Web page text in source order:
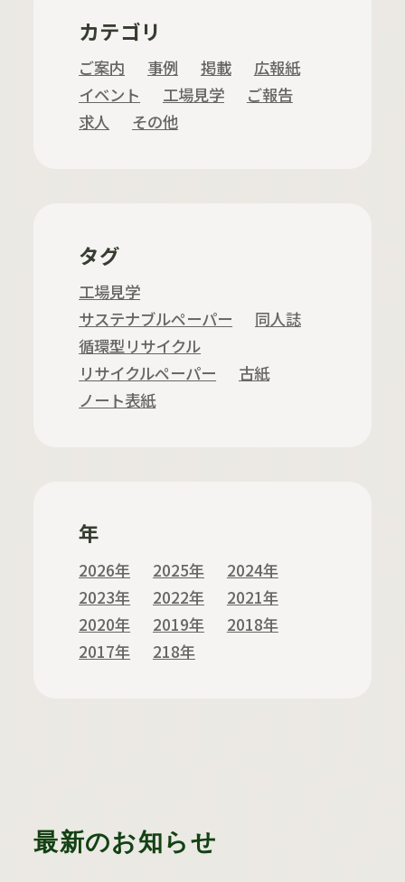
カテゴリ
ご案内 事例 掲載
広報紙
イベント
工場見学
ご報告
求人
その他
タグ
工場見学
サステナブルペーパー
同人誌
循環型リサイクル
リサイクルペーパー
古紙
ノート表紙
年
2026年 2025年
2024年
2023年
2022年
2021年
2020年
2019年
2018年
2017年
218年
最新のお知らせ